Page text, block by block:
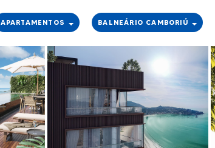
APARTAMENTOS BALNEÁRIO CAMBORIÚ